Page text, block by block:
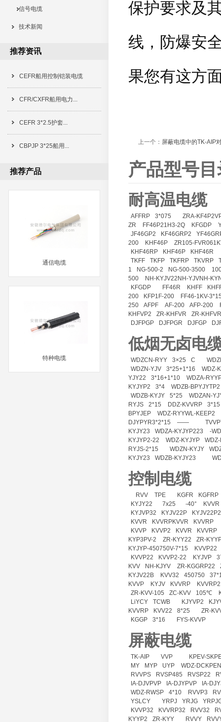
信号电缆
技术新闻
推荐资讯
CEFR船用控制铠装电缆
CFR/CXFR船用电力...
CEFR 3*2.5护套...
CBPJP 3*25船用...
推荐产品
通信电缆
MORE
特种电缆
保护要求及
线，防爆安
果您有这方
上一个： 屏蔽电缆中的TK-AIP
产品型号
耐高温电缆
AFFRP 3*075
ZRA-
ZR
FF46P21H3-2Q KFGDP
JF46GP2
KF46GRP2
200
KHF46P
ZR105-
KHF46RP
KHF46P
KHF46R
TKFF
TKFP TKFRP TKVRP
1
NG-500-2 NG-500-3500
500
NH-KYJV22NH-YJVNH-
KFGDP
FF46R KHFF
200
KFP1F-200
FF46-1KV-
250
AFPF AF-200 AFP-200
KHFVP2
ZR-KHFVR
ZR-
DJFPGP
DJFPGR DJFGP
低烟无卤电
WDZCN-RYY 3×25 C
WDZN-YJV
3*25+1*16
WDZ-
YJY22
3*16+1*10
WDZA-
KYJYP2
3*4
WDZB-BPYJYTP2
WDZB-KYJY
5*25
WDZAN-
RYJS
2*15 DDZ-KVVRP
3*15
BPYJEP
WDZ-RYYWL-KEEP2
DJYPYR3*2*15
——
KYJY23
WDZA-KYJYP223
-
KYJYP2-22
WDZ-KYJYP
RYJS-2*15
WDZN-KYJY
KYJY23
WDZB-KYJY23
控制电缆
RVV TPE KGFR
KGFRP
KYJY22
7x25 -40°
KVVR
KYJVP32
KYJV22P
KYJV22P2
KVVR
KVVRPKVVR
KVVRP
KVVP
KVVP2 KVVR
KVVRP
KYP3PV-2
ZR-KYY22
ZR-
KYJYP-450750V-7*15
KVVP22
KVVP22
KVVP2-22 KYJVP
KVV
NH-KJYV ZR-KGGRP22
KYJV22B
KVV32 450750
KVVP
KYJV KVVRP
KVVRP2
ZR-KVV-105
ZC-KVV 105℃
LiYCY
TCWB KJYVP2
KVVRP
KVV22 8*25
ZR-
KGGP
3*16 FYS-KVVP
屏蔽电缆
TK-AIP VVP
KPEV-
MY
MYP UYP
WDZ-
RVVPS
RVSP485 RVSP22
IA-DJVPVP
IA-DJYPVP
IA-
WDZ-RWSP
4*10 RVVP3
YSLCY
YRPJ YRJG
KVVP32
KVVRP32 RVV32
KYYP2
ZR-KYY RVVY